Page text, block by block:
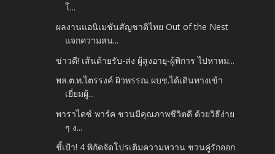
โ...
ผลงานแอนิเมชันสัญชาติไทย Out of the Nest
แจกความสน...
ข่าวดี! เส้นด้ายรับ-ส่ง ผู้สูงอายุ-ผู้พิการ ไปหาหม...
พล.ต.ท.ไตรรงค์ ผิวพรรณ ผบช.ได้เดินทางเข้า
เยี่ยมผู้...
พาราไดซ์ พาร์ค ชวนมีคุณภาพชีวิตดี ด้วยวิธีง่าย
ๆ ง...
ชี้เป้า! 4 พิกัดจัดโปรเติมความหวาน ชวนคู่รักออก